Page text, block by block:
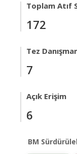
Toplam Atıf
172
Tez
7
Açık Erişim
6
BM